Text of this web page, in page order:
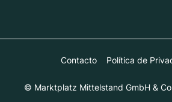
Contacto Política de
© Marktplatz Mittelstand GmbH &